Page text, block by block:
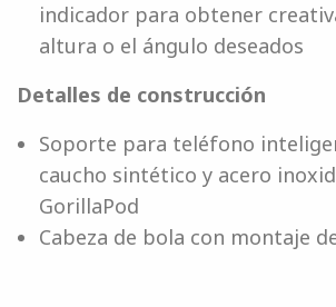
indicador para obtener
altura o el ángulo deseados
Detalles de construcción
Soporte para teléfono
caucho sintético y acero
GorillaPod
Cabeza de bola con montaje